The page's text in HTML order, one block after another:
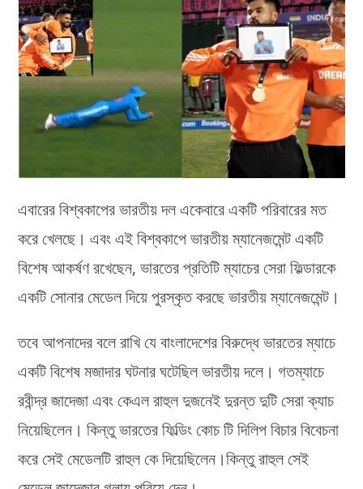
এবারের বিশ্বকাপের ভারতীয় দল একেবারে একটি পরিবারের মত
করে খেলছে। এবং এই বিশ্বকাপে ভারতীয় ম্যানেজমেন্ট একটি
বিশেষ আকর্ষণ রখেছেন, ভারতের প্রতিটি ম্যাচের সেরা ফিল্ডারকে
একটি সোনার মেডেল দিয়ে পুরস্কৃত করছে ভারতীয় ম্যানেজমেন্ট।
তবে আপনাদের বলে রাখি যে বাংলাদেশের বিরুদ্ধে ভারতের ম্যাচে
একটি বিশেষ মজাদার ঘটনার ঘটেছিল ভারতীয় দলে। গতম্যাচে
রবীন্দ্র জাদেজা এবং কেএল রাহুল দুজনেই দুরন্ত দুটি সেরা ক্যাচ
নিয়েছিলেন। কিন্তু ভারতের ফিল্ডিং কোচ টি দিলিপ বিচার বিবেচনা
করে সেই মেডেলটি রাহুল কে দিয়েছিলেন।কিন্তু রাহুল সেই